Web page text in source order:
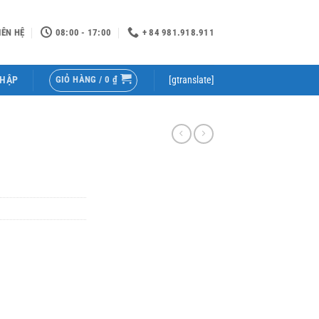
HỆ 08:00 - 17:00 + 84 981.918.911
GIỎ HÀNG / 0 ₫ [gtranslate]